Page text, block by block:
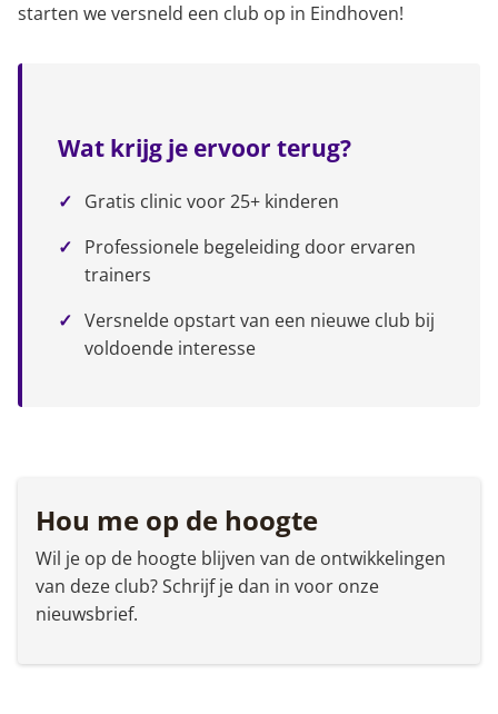
starten we versneld een club op in Eindhoven!
Wat krijg je ervoor terug?
Gratis clinic voor 25+ kinderen
Professionele begeleiding door ervaren
trainers
Versnelde opstart van een nieuwe club bij
voldoende interesse
Hou me op de hoogte
Wil je op de hoogte blijven van de ontwikkelingen
van deze club? Schrijf je dan in voor onze
nieuwsbrief.